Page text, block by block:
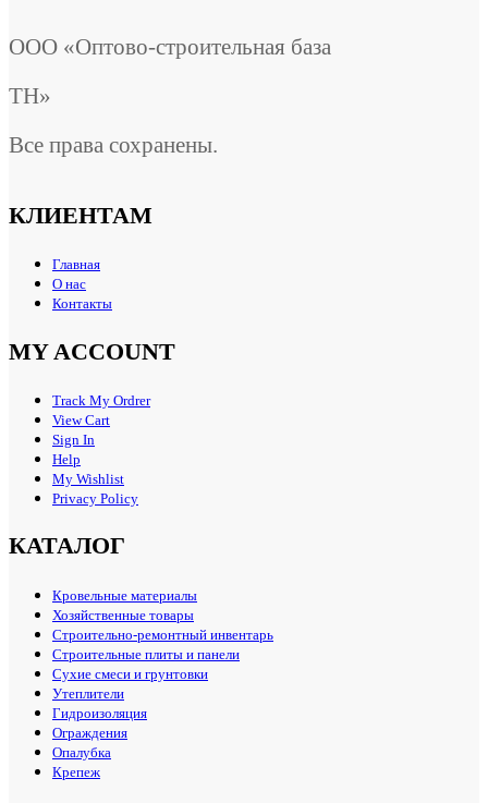
ООО «Оптово-строительная база
ТН»
Все права сохранены.
КЛИЕНТАМ
Главная
О нас
Контакты
MY ACCOUNT
Track My Ordrer
View Cart
Sign In
Help
My Wishlist
Privacy Policy
КАТАЛОГ
Кровельные материалы
Хозяйственные товары
Строительно-ремонтный инвентарь
Строительные плиты и панели
Сухие смеси и грунтовки
Утеплители
Гидроизоляция
Ограждения
Опалубка
Крепеж